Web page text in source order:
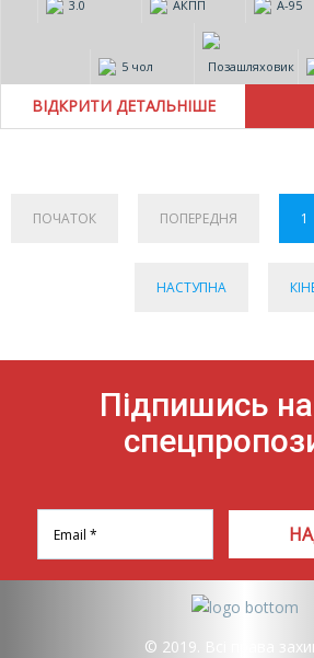
3.0 АКПП А-95
5 чол Позашляховик
ВІДКРИТИ ДЕТАЛЬНІШЕ
ПОЧАТОК ПОПЕРЕДНЯ 1
НАСТУПНА
Підпишись
© 2019. Всі права